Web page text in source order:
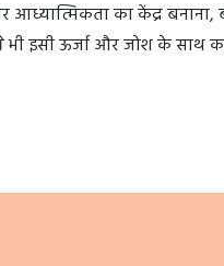
आध्यात्मिकता का केंद्र
इसी ऊर्जा और जोश के साथ